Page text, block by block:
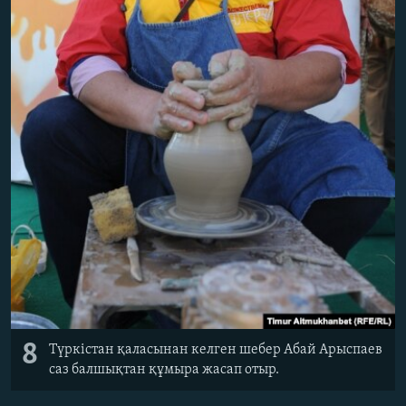
8
Түркістан қаласынан келген шебер Абай Арыспаев
саз балшықтан құмыра жасап отыр.